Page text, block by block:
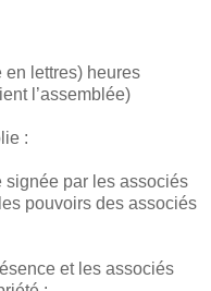
en lettres) heures
l’assemblée)
:
signée par les associés
pouvoirs des associés
et les associés